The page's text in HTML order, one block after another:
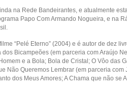
na Rede Bandeirantes, e atualmente
Papo Com Armando Nogueira, e na
“Pelé Eterno” (2004) e é autor de dez
Bicampeões (em parceria com Araújo
e a Bola; Bola de Cristal; O Vôo das
Não Queremos Lembrar (em parceria com
dos Meus Amores; A Chama que não se